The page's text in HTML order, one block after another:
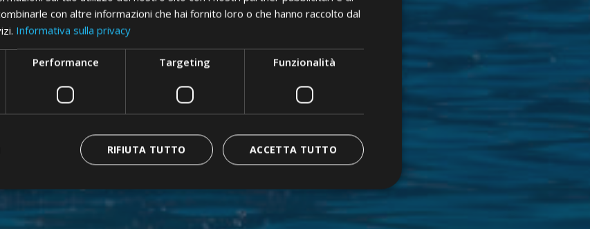
GERMAN
con altre informazioni che hai fornito loro o che hanno raccolto dal
Informativa sulla privacy
Performance Targeting Funzionalità
ACCETTA TUTTO
RIFIUTA TUTTO